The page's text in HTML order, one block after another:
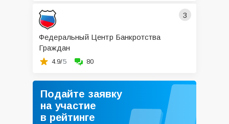
3
Федеральный Центр Банкротства
Граждан
4.9/5 80
Подайте заявку
на участие
в рейтинге